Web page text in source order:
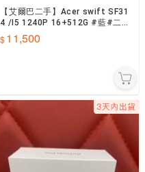
【艾爾巴二手】Acer swift SF31
4 /I5 1240P 16+512G #藍#二手
筆電#中壢店03400
11,500